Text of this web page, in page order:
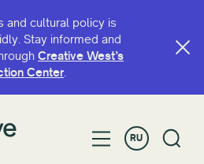
and cultural policy is
Stay informed and
Creative West’s
Center.
RU
СЛОВУ